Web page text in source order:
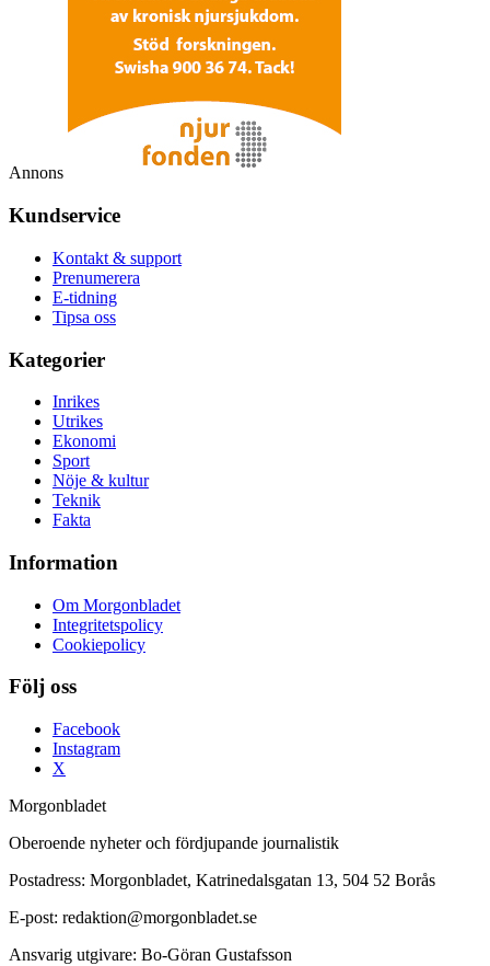
Annons
Kundservice
Kontakt & support
Prenumerera
E-tidning
Tipsa oss
Kategorier
Inrikes
Utrikes
Ekonomi
Sport
Nöje & kultur
Teknik
Fakta
Information
Om Morgonbladet
Integritetspolicy
Cookiepolicy
Följ oss
Facebook
Instagram
X
Morgonbladet
Oberoende nyheter och fördjupande journalistik
Postadress: Morgonbladet, Katrinedalsgatan 13, 504 52 Borås
E-post: redaktion@morgonbladet.se
Ansvarig utgivare: Bo-Göran Gustafsson